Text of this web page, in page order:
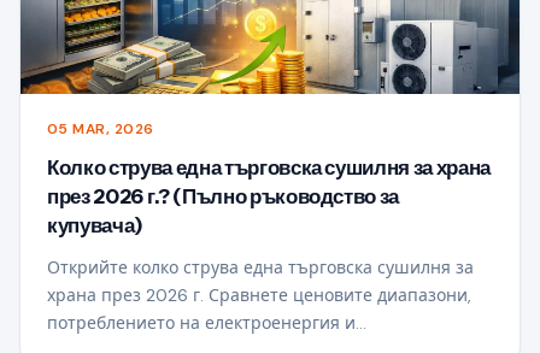
05 MAR, 2026
Колко струва една търговска сушилня за храна
през 2026 г.? (Пълно ръководство за
купувача)
Открийте колко струва една търговска сушилня за
храна през 2026 г. Сравнете ценовите диапазони,
потреблението на електроенергия и